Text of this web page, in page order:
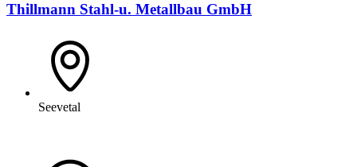
Thillmann Stahl-u. Metallbau GmbH
Seevetal